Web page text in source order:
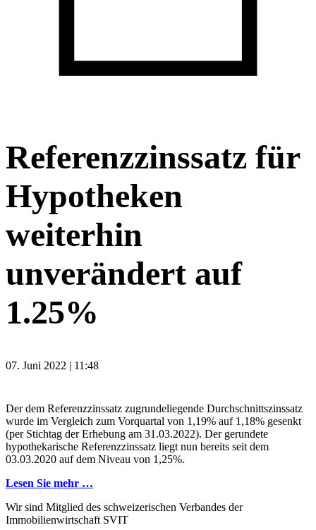
Referenzzinssatz für
Hypotheken
weiterhin
unverändert auf
1.25%
07. Juni 2022 | 11:48
Der dem Referenzzinssatz zugrundeliegende Durchschnittszinssatz
wurde im Vergleich zum Vorquartal von 1,19% auf 1,18% gesenkt
(per Stichtag der Erhebung am 31.03.2022). Der gerundete
hypothekarische Referenzzinssatz liegt nun bereits seit dem
03.03.2020 auf dem Niveau von 1,25%.
Lesen Sie mehr …
Wir sind Mitglied des schweizerischen Verbandes der
Immobilienwirtschaft SVIT